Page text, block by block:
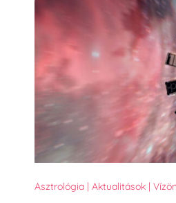
Asztrológia | Aktualitások |